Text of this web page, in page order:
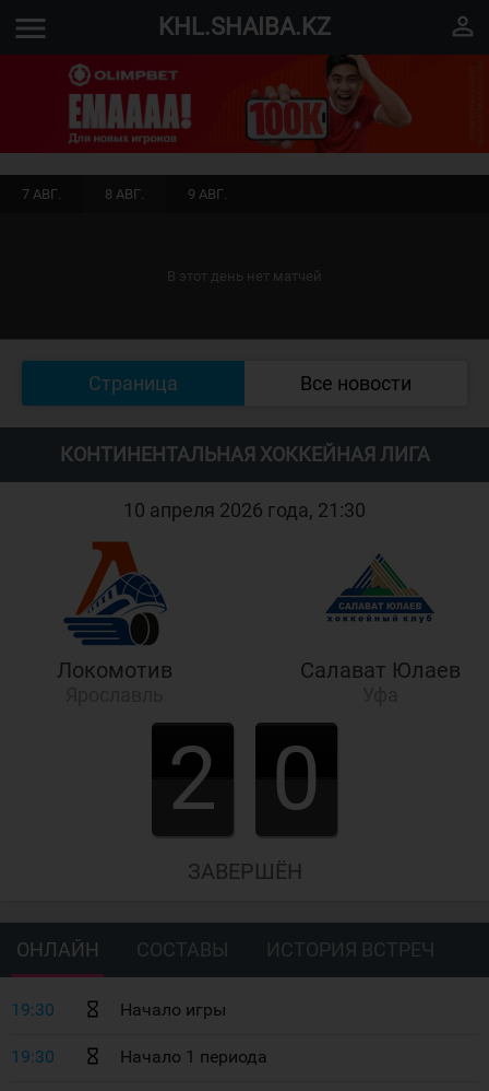
menu KHL.SHAIBA.KZ perm_identity
7 АВГ. 8 АВГ. 9 АВГ.
В этот день нет матчей
Страница Все новости
КОНТИНЕНТАЛЬНАЯ ХОККЕЙНАЯ ЛИГА
10 апреля 2026 года, 21:30
Локомотив
2 0
ЗАВЕРШЁН
Салават Юлаев
ОНЛАЙН СОСТАВЫ ИСТОРИЯ ВСТРЕЧ
19:30 Начало игры
19:30 Начало 1 периода